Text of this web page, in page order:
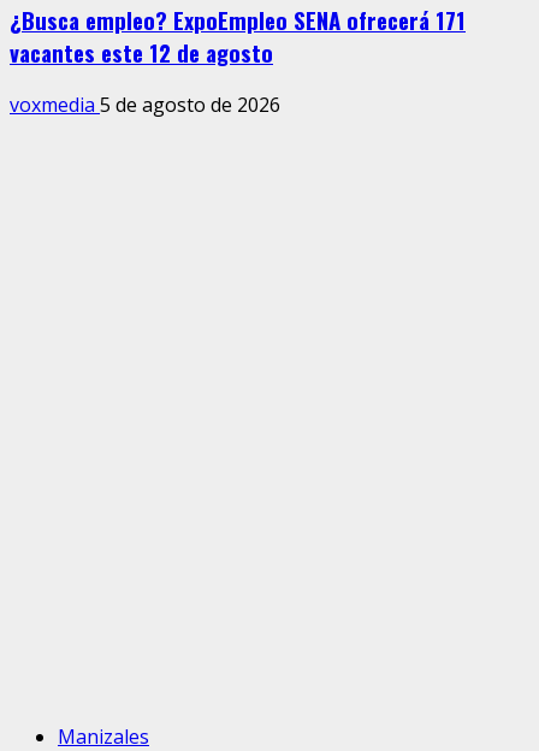
¿Busca empleo? ExpoEmpleo SENA ofrecerá 171
vacantes este 12 de agosto
voxmedia 5 de agosto de 2026
Manizales